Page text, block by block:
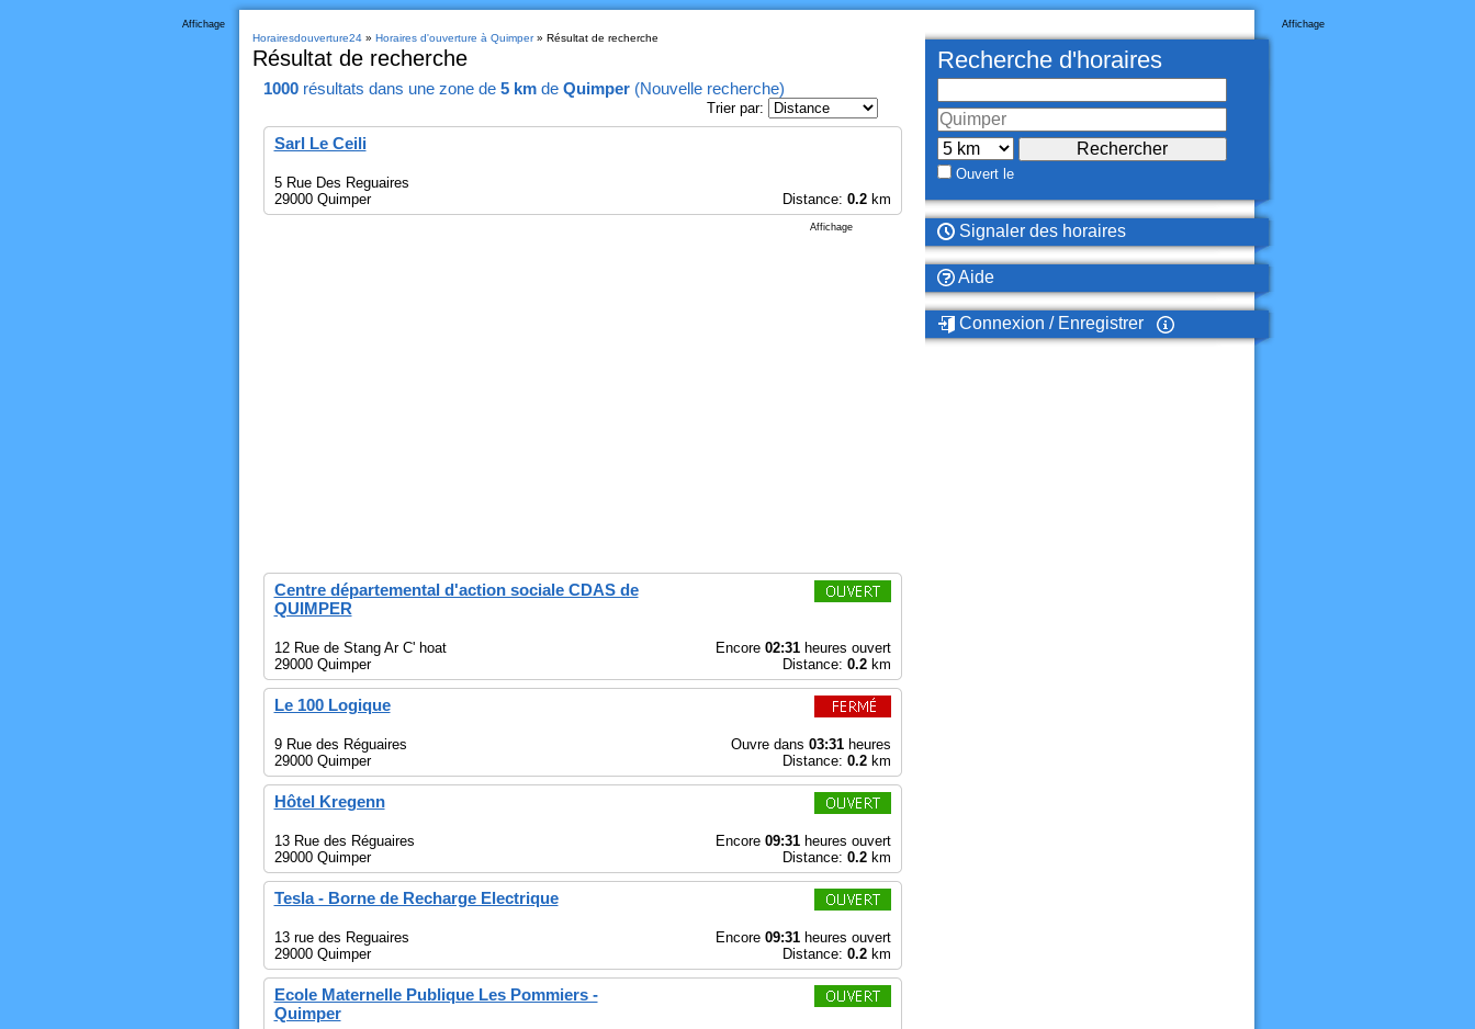
Affichage
Horairesdouverture24» Horaires d'ouverture à Quimper» Résultat de recherche
Résultat de recherche
1000résultats dans une zone de 5 kmde Quimper(Nouvelle recherche)
Trier par:
Sarl Le Ceili
5 Rue Des Reguaires
29000 Quimper
Distance: 0.2km
Affichage
Centre départemental d'action sociale CDAS de
QUIMPER
12 Rue de Stang Ar C' hoat
29000 Quimper
Encore 02:31heures ouvert
Distance: 0.2km
Le 100 Logique
9 Rue des Réguaires
29000 Quimper
Ouvre dans 03:31heures
Distance: 0.2km
Hôtel Kregenn
13 Rue des Réguaires
29000 Quimper
Encore 09:31heures ouvert
Distance: 0.2km
Tesla - Borne de Recharge Electrique
13 rue des Reguaires
29000 Quimper
Encore 09:31heures ouvert
Distance: 0.2km
Ecole Maternelle Publique Les Pommiers -
Quimper
Affichage
Recherche d'horaires
Ouvert le
Signaler des horaires
Aide
Connexion / Enregistrer